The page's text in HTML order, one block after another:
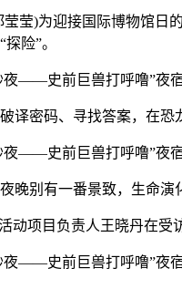
莹莹)为迎接国际博物馆
险”。
夜——史前巨兽打呼噜”夜
密码、寻找答案，在恐
夜——史前巨兽打呼噜”夜
别有一番景致，生命演
项目负责人王晓丹在受
夜——史前巨兽打呼噜”夜